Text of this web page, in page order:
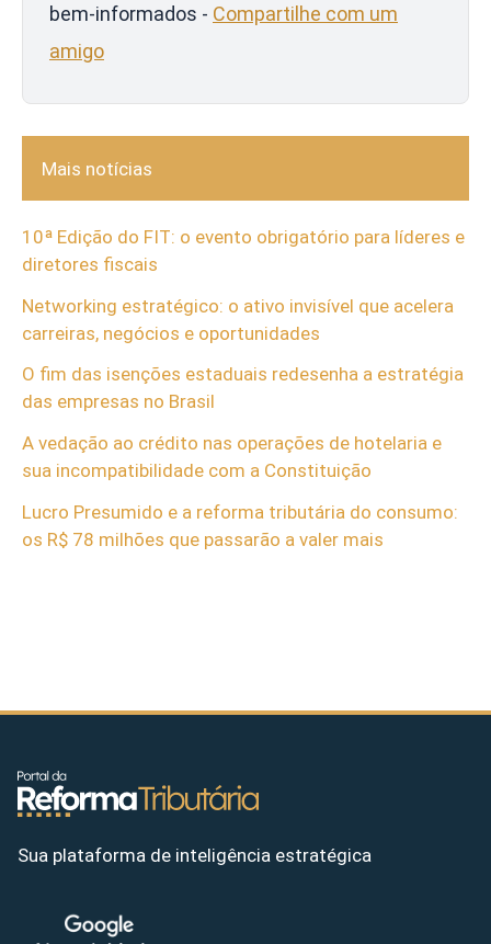
bem-informados - Compartilhe com um
amigo
Mais notícias
10ª Edição do FIT: o evento obrigatório para líderes e
diretores fiscais
Networking estratégico: o ativo invisível que acelera
carreiras, negócios e oportunidades
O fim das isenções estaduais redesenha a estratégia
das empresas no Brasil
A vedação ao crédito nas operações de hotelaria e
sua incompatibilidade com a Constituição
Lucro Presumido e a reforma tributária do consumo:
os R$ 78 milhões que passarão a valer mais
Sua plataforma de inteligência estratégica